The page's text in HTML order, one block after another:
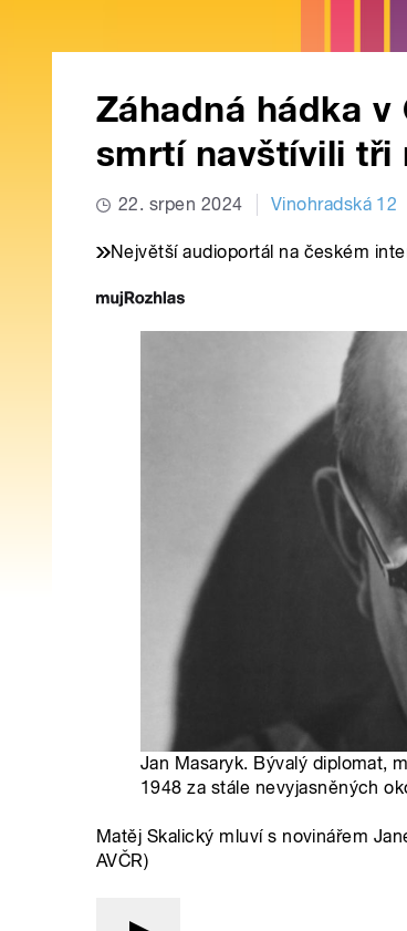
Záhadná hádka v
smrtí navštívili tři
22. srpen 2024 Vinohradská 12
Největší audioportál na českém
Jan Masaryk. Bývalý diplomat,
1948 za stále nevyjasněných
Matěj Skalický mluví s novinářem
AVČR)